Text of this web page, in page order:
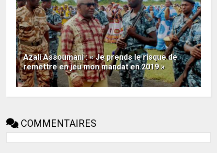
Azali Assoumani : « Je prends le risque de
remettre en jeu mon mandat en 2019 »
COMMENTAIRES